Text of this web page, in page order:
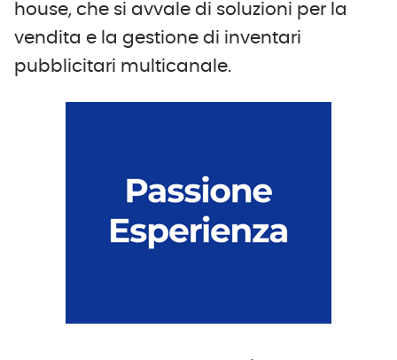
house, che si avvale di soluzioni per la
vendita e la gestione di inventari
pubblicitari multicanale.